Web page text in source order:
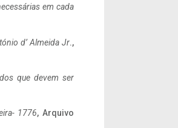
em cada
d’ Almeida Jr.,
que devem ser
1776, Arquivo